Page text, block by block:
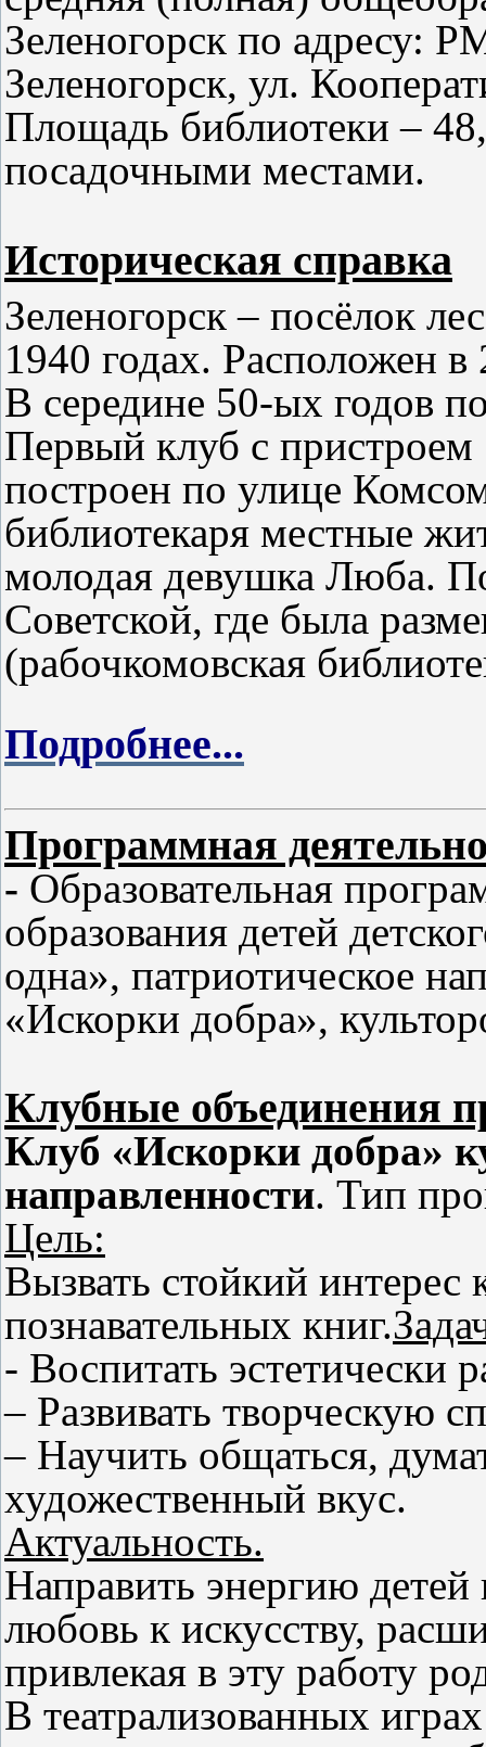
Зеленогорск по адресу:
Зеленогорск, ул.
Площадь библиотеки –
посадочными местами.
Историческая справка
Зеленогорск – посёлок
1940 годах. Расположен
В середине 50-ых годов
Первый клуб с
построен по улице
библиотекаря местные
молодая девушка Люба.
Советской, где была
(рабочкомовская
Подробнее...
Программная
- Образовательная
образования детей
одна», патриотическое
«Искорки добра»,
Клубные объединения
Клуб «Искорки добра»
направленности. Тип
Цель:
Вызвать стойкий
познавательных книг.
- Воспитать эстетически
– Развивать творческую
– Научить общаться,
художественный вкус.
Актуальность.
Направить энергию
любовь к искусству,
привлекая в эту работу
В театрализованных